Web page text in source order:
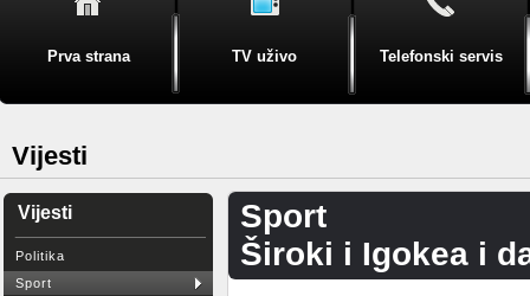
Prva strana TV uživo Telefonski servis
Vijesti
Vijesti
Politika
Sport
Sport
Široki i Igokea i